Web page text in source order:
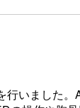
いました